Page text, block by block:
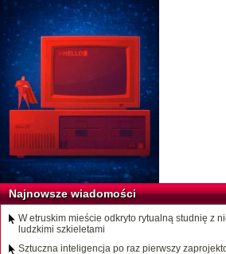
Najnowsze wiadomości
W etruskim mieście odkryto rytualną studnię z
ludzkimi szkieletami
Sztuczna inteligencja po raz pierwszy